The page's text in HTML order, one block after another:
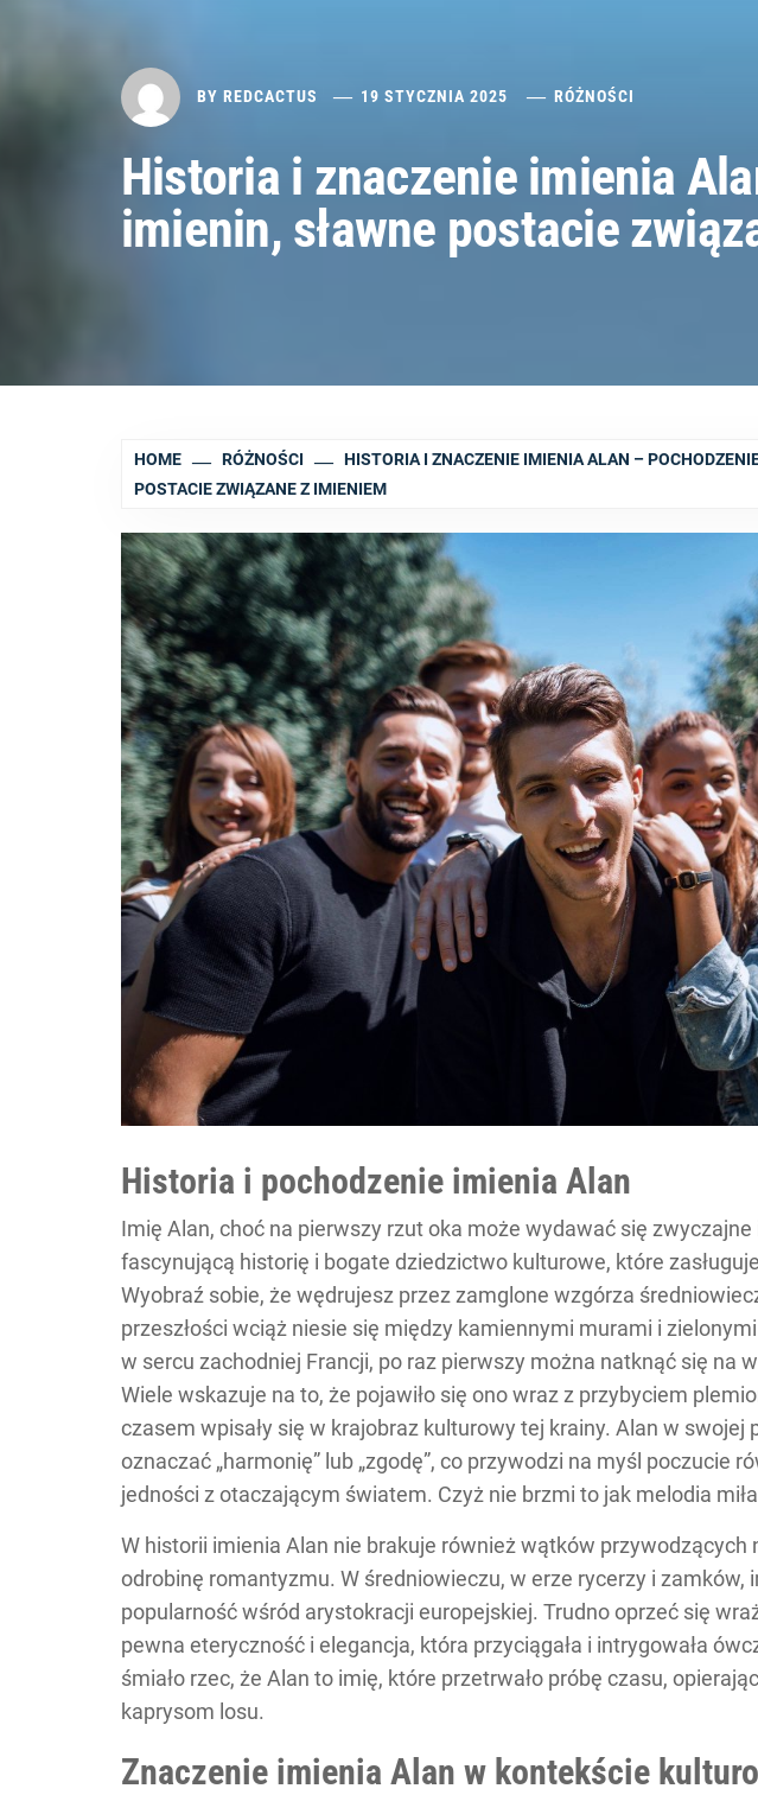
BY REDCACTUS 19 STYCZNIA 2025 RÓŻNOŚCI
Historia i znaczenie imienia
imienin, sławne postacie
HOME RÓŻNOŚCI
HISTORIA I ZNACZENIE IMIENIA ALAN –
POSTACIE ZWIĄZANE Z IMIENIEM
Historia i pochodzenie imienia Alan
Imię Alan, choć na pierwszy rzut oka może wydawać się
fascynującą historię i bogate dziedzictwo kulturowe, które
Wyobraź sobie, że wędrujesz przez zamglone wzgórza
przeszłości wciąż niesie się między kamiennymi murami i
w sercu zachodniej Francji, po raz pierwszy można natknąć się na
Wiele wskazuje na to, że pojawiło się ono wraz z przybyciem
czasem wpisały się w krajobraz kulturowy tej krainy. Alan w swojej
oznaczać „harmonię” lub „zgodę”, co przywodzi na myśl poczucie
jedności z otaczającym światem. Czyż nie brzmi to jak melodia
W historii imienia Alan nie brakuje również wątków przywodzących
odrobinę romantyzmu. W średniowieczu, w erze rycerzy i zamków,
popularność wśród arystokracji europejskiej. Trudno oprzeć się
pewna eteryczność i elegancja, która przyciągała i intrygowała
śmiało rzec, że Alan to imię, które przetrwało próbę czasu,
kaprysom losu.
Znaczenie imienia Alan w kontekście